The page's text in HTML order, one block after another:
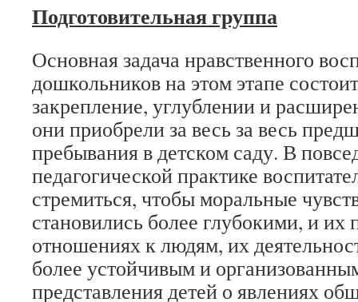
Подготовительная группа
Основная задача нравственного
дошкольников на этом этапе
закрепление, углублении и
они приобрели за весь за весь
пребывания в детском саду. В
педагогической практике
стремиться, чтобы моральные
становились более глубокими, и их
отношениях к людям, их
более устойчивым и
представления детей о явлениях